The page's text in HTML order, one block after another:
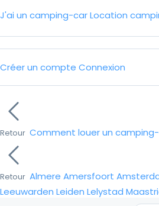
J'ai un camping-carLocation
Créer un compte Connexion
Retour Comment louer un
Retour Almere Amersfoort
Leeuwarden Leiden Lelystad